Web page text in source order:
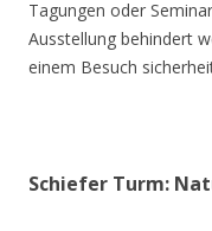
Tagungen oder
Ausstellung behindert
einem Besuch
Schiefer Turm: